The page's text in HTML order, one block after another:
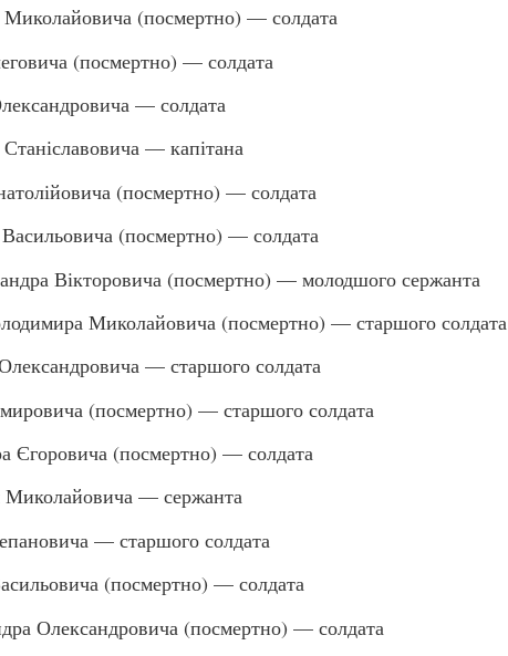
(посмертно) — солдата
(посмертно) — солдата
— солдата
— капітана
(посмертно) — солдата
(посмертно) — солдата
Вікторовича (посмертно) — молодшого сержанта
Миколайовича (посмертно) — старшого солдата
— старшого солдата
(посмертно) — старшого солдата
(посмертно) — солдата
— сержанта
— старшого солдата
(посмертно) — солдата
Олександровича (посмертно) — солдата